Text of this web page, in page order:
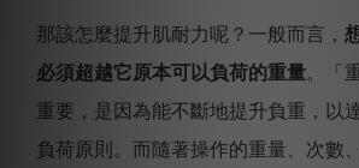
那該怎麼提升肌耐力呢？一般而言，
必須超越它原本可以負荷的重量。「
重要，是因為能不斷地提升負重，以
負荷原則。而隨著操作的重量、次數